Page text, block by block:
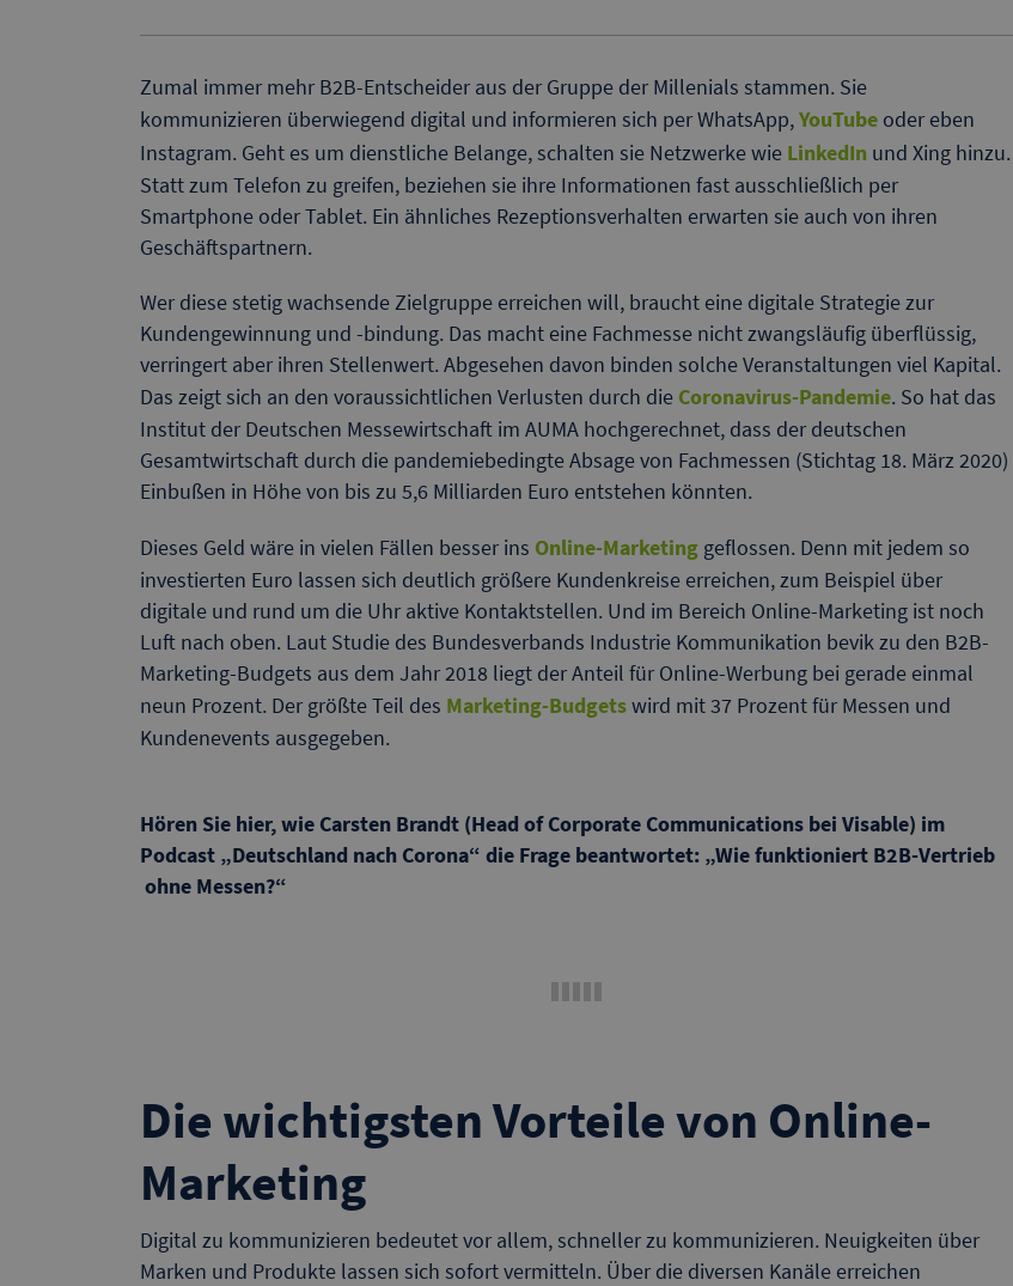
Zumal immer mehr B2B-Entscheider aus der Gruppe der Millenials stammen. Sie
kommunizieren überwiegend digital und informieren sich per WhatsApp,YouTube oder eben
Instagram. Geht es um dienstliche Belange, schalten sie Netzwerke wie LinkedIn und Xing hinzu.
Statt zum Telefon zu greifen, beziehen sie ihre Informationen fast ausschließlich per
Smartphone oder Tablet. Ein ähnliches Rezeptionsverhalten erwarten sie auch von ihren
Geschäftspartnern.
Wer diese stetig wachsende Zielgruppe erreichen will, braucht eine digitale Strategie zur
Kundengewinnung und -bindung. Das macht eine Fachmesse nicht zwangsläufig überflüssig,
verringert aber ihren Stellenwert. Abgesehen davon binden solche Veranstaltungen viel Kapital.
Das zeigt sich an den voraussichtlichen Verlusten durch die Coronavirus-Pandemie. So hat das
Institut der Deutschen Messewirtschaft im AUMA hochgerechnet, dass der deutschen
Gesamtwirtschaft durch die pandemiebedingte Absage von Fachmessen (Stichtag 18. März 2020)
Einbußen in Höhe von bis zu 5,6 Milliarden Euro entstehen könnten.
Dieses Geld wäre in vielen Fällen besser ins Online-Marketing geflossen. Denn mit jedem so
investierten Euro lassen sich deutlich größere Kundenkreise erreichen, zum Beispiel über
digitale und rund um die Uhr aktive Kontaktstellen. Und im Bereich Online-Marketing ist noch
Luft nach oben. Laut Studie des Bundesverbands Industrie Kommunikation bevik zu den B2B-
Marketing-Budgets aus dem Jahr 2018 liegt der Anteil für Online-Werbung bei gerade einmal
neun Prozent. Der größte Teil des Marketing-Budgetswird mit 37 Prozent für Messen und
Kundenevents ausgegeben.
Hören Sie hier, wie Carsten Brandt (Head of Corporate Communications bei Visable) im
Podcast „Deutschland nach Corona“ die Frage beantwortet: „Wie funktioniert B2B-Vertrieb
ohne Messen?“
Die wichtigsten Vorteile von Online-
Marketing
Digital zu kommunizieren bedeutet vor allem, schneller zu kommunizieren. Neuigkeiten über
Marken und Produkte lassen sich sofort vermitteln. Über die diversen Kanäle erreichen